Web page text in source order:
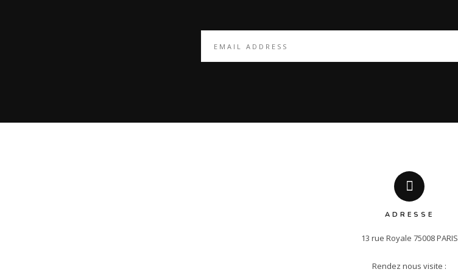
ADRESSE
13 rue Royale 75008 PARIS
Rendez nous visite :